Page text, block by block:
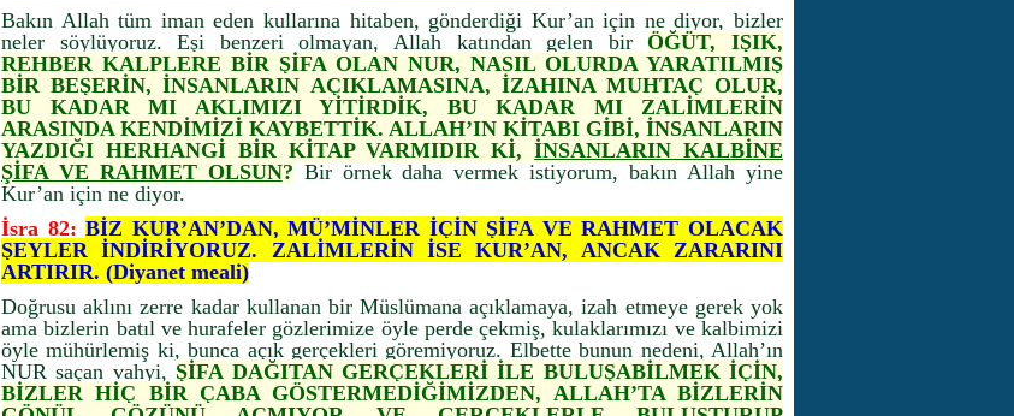
Bakın Allah tüm iman eden kullarına hitaben, gönderdiği Kur’an için ne diyor, bizler
neler söylüyoruz. Eşi benzeri olmayan, Allah katından gelen birÖĞÜT, IŞIK,
REHBER KALPLERE BİR ŞİFA OLAN NUR, NASIL OLURDA YARATILMIŞ
BİR BEŞERİN, İNSANLARIN AÇIKLAMASINA, İZAHINA MUHTAÇ OLUR,
BU KADAR MI AKLIMIZI YİTİRDİK, BU KADAR MI ZALİMLERİN
ARASINDA KENDİMİZİ KAYBETTİK. ALLAH’IN KİTABI GİBİ, İNSANLARIN
YAZDIĞI HERHANGİ BİR KİTAP VARMIDIR Kİ,İNSANLARIN KALBİNE
ŞİFA VE RAHMET OLSUN? Bir örnek daha vermek istiyorum, bakın Allah yine
Kur’an için ne diyor.
İsra 82: BİZ KUR’AN’DAN, MÜ’MİNLER İÇİN ŞİFA VE RAHMET OLACAK
ŞEYLER İNDİRİYORUZ. ZALİMLERİN İSE KUR’AN, ANCAK ZARARINI
ARTIRIR. (Diyanet meali)
Doğrusu aklını zerre kadar kullanan bir Müslümana açıklamaya, izah etmeye gerek yok
ama bizlerin batıl ve hurafeler gözlerimize öyle perde çekmiş, kulaklarımızı ve kalbimizi
öyle mühürlemiş ki, bunca açık gerçekleri göremiyoruz. Elbette bunun nedeni, Allah’ın
NUR saçan vahyi, ŞİFA DAĞITAN GERÇEKLERİ İLE BULUŞABİLMEK İÇİN,
BİZLER HİÇ BİR ÇABA GÖSTERMEDİĞİMİZDEN, ALLAH’TA BİZLERİN